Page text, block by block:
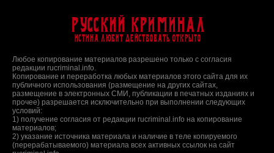
Русский Криминал
Истина любит действовать открыто
Любое копирование материалов разрешено только с согласия
редакции rucriminal.info.
Копирование и переработка любых материалов этого сайта для их
публичного использования (размещение на других сайтах,
размещение в электронных СМИ, публикации в печатных изданиях и
прочее) разрешается исключительно при выполнении следующих
условий:
1) получение согласия от редакции rucriminal.info на копирование
материалов;
2) указание источника материала и наличие в теле копируемого
(перерабатываемого) материала всех активных ссылок на сайт